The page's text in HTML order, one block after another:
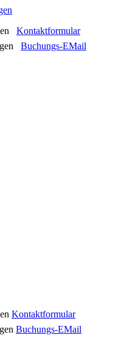
Kontaktformular
Buchungs-EMail
Kontaktformular
Buchungs-EMail